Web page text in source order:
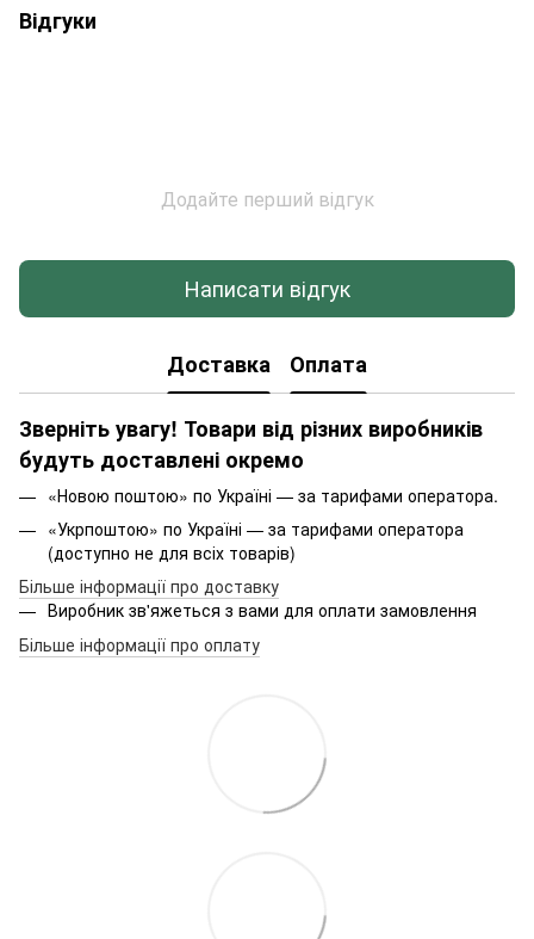
Відгуки
Додайте перший відгук
Написати відгук
Доставка Оплата
Зверніть увагу! Товари від різних виробників
будуть доставлені окремо
«Новою поштою» по Україні — за тарифами оператора.
«Укрпоштою» по Україні — за тарифами оператора
(доступно не для всіх товарів)
Більше інформації про доставку
Виробник зв'яжеться з вами для оплати замовлення
Більше інформації про оплату